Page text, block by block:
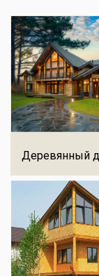
Деревянный